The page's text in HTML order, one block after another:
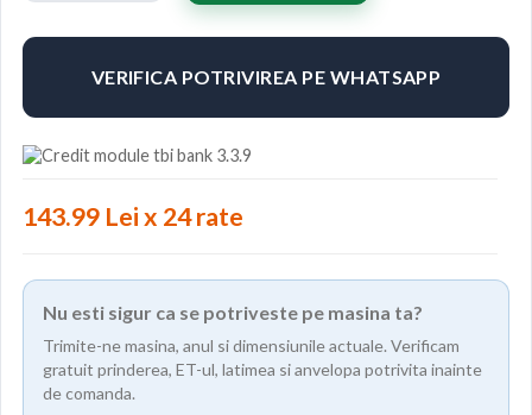
VERIFICA POTRIVIREA PE WHATSAPP
143.99 Lei x 24 rate
Nu esti sigur ca se potriveste pe masina ta?
Trimite-ne masina, anul si dimensiunile actuale. Verificam
gratuit prinderea, ET-ul, latimea si anvelopa potrivita inainte
de comanda.